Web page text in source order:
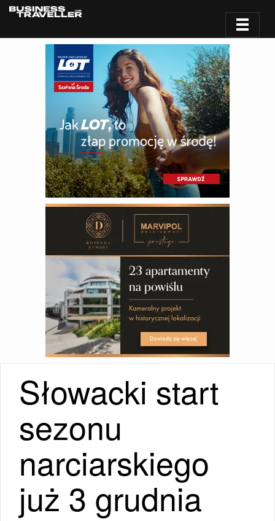
Słowacki start
sezonu
narciarskiego
już 3 grudnia